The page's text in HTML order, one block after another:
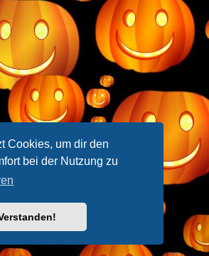
Cookies, um dir den
bei der Nutzung zu